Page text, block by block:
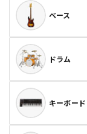
ベース
ドラム
キーボード